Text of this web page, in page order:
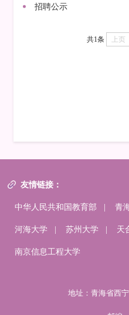
招聘公示
共1条 上页
友情链接：
中华人民共和国教育部 | 青
河海大学 | 苏州大学 | 天
南京信息工程大学
地址：青海省西